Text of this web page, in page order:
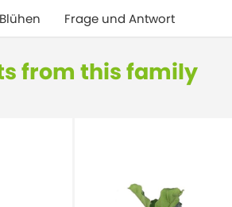
from this family
Blühen Frage und Antwort